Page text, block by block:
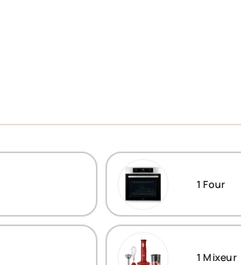
1 Four
1 Mixeur